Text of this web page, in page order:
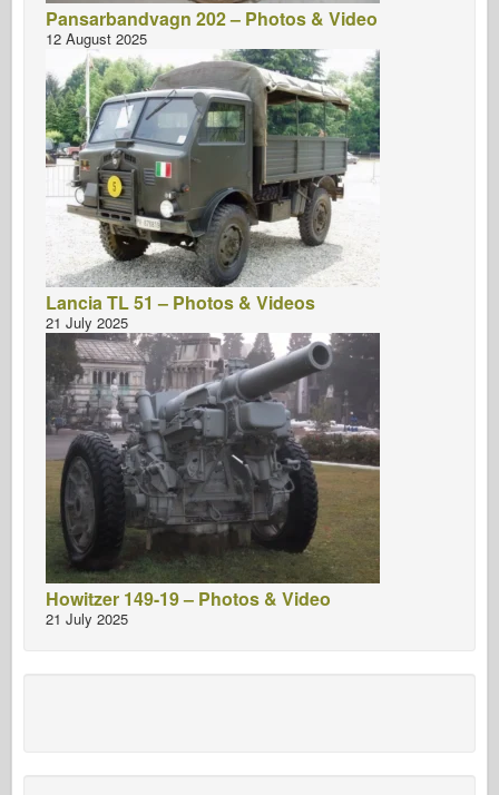
Pansarbandvagn 202 – Photos & Video
12 August 2025
Lancia TL 51 – Photos & Videos
21 July 2025
Howitzer 149-19 – Photos & Video
21 July 2025